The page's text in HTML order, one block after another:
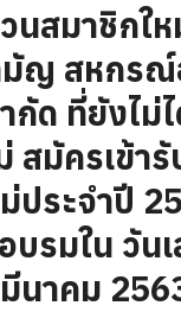
นสมาชิกให
มัญ สหกร
กัด ที่ยังไม่
สมัครเข้า
ประจำปี
บรมใน วัน
มีนาคม